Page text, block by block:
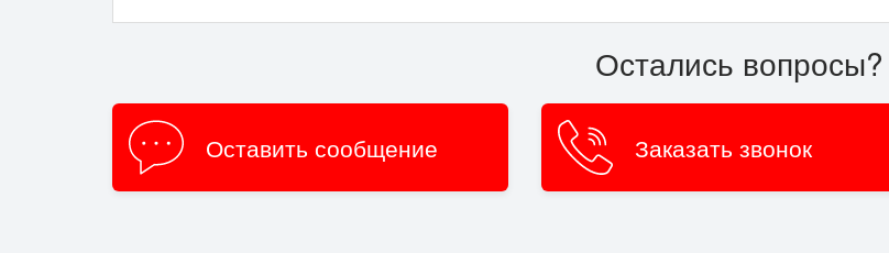
Остались вопросы?
Оставить сообщение Заказать звонок